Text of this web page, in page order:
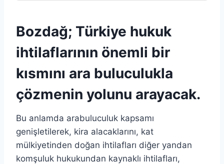
Bozdağ; Türkiye hukuk
ihtilaflarının önemli bir
kısmını ara buluculukla
çözmenin yolunu arayacak.
Bu anlamda arabuluculuk kapsamı
genişletilerek, kira alacaklarını, kat
mülkiyetinden doğan ihtilafları diğer yandan
komşuluk hukukundan kaynaklı ihtilafları,